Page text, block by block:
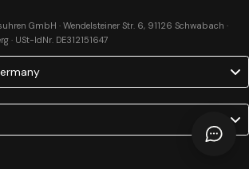
GmbH · Wendelsteiner Str. 6, 91126 Schwabach ·
· USt-IdNr. DE312151647